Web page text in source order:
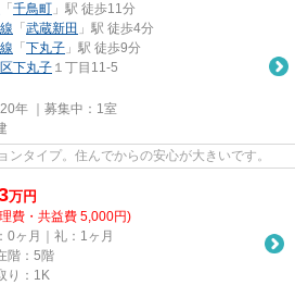
「 千鳥町 」駅 徒歩11分
「 武蔵新田 」駅 徒歩4分
「 下丸子 」駅 徒歩9分
下丸子 １丁目11-5
年 ｜募集中： 1室
ンタイプ。住んでからの安心が大きいです。
万円
費・共益費 5,000円)
0ヶ月｜礼：1ヶ月
階：5階
り：1K